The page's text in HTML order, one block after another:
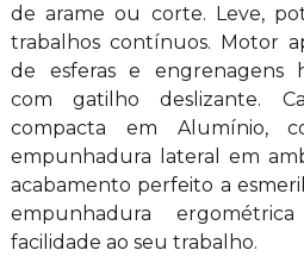
de arame ou corte. Leve,
trabalhos contínuos. Motor
de esferas e engrenagens
com gatilho deslizante.
compacta em Alumínio,
empunhadura lateral em
acabamento perfeito a
empunhadura
facilidade ao seu trabalho.